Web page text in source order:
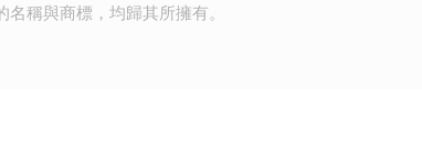
稱與商標，均歸其所擁有。